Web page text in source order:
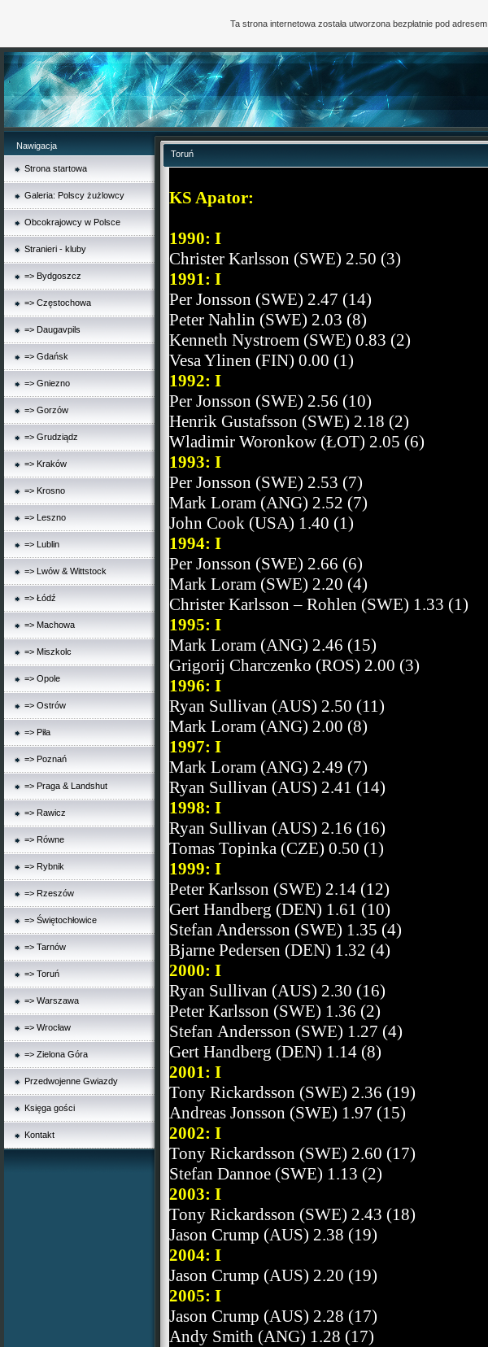
Nawigacja
Strona startowa
Galeria: Polscy żużlowcy
Obcokrajowcy w Polsce
Stranieri - kluby
=> Bydgoszcz
=> Częstochowa
=> Daugavpils
=> Gdańsk
=> Gniezno
=> Gorzów
=> Grudziądz
=> Kraków
=> Krosno
=> Leszno
=> Lublin
=> Lwów & Wittstock
=> Łódź
=> Machowa
=> Miszkolc
=> Opole
=> Ostrów
=> Piła
=> Poznań
=> Praga & Landshut
=> Rawicz
=> Równe
=> Rybnik
=> Rzeszów
=> Świętochłowice
=> Tarnów
=> Toruń
=> Warszawa
=> Wrocław
=> Zielona Góra
Przedwojenne Gwiazdy
Księga gości
Kontakt
Toruń
KS Apator:
1990: I
Christer Karlsson (SWE) 2.50 (3)
1991: I
Per Jonsson (SWE) 2.47 (14)
Peter Nahlin (SWE) 2.03 (8)
Kenneth Nystroem (SWE) 0.83 (2)
Vesa Ylinen (FIN) 0.00 (1)
1992: I
Per Jonsson (SWE) 2.56 (10)
Henrik Gustafsson (SWE) 2.18 (2)
Wladimir Woronkow (ŁOT) 2.05 (6)
1993: I
Per Jonsson (SWE) 2.53 (7)
Mark Loram (ANG) 2.52 (7)
John Cook (USA) 1.40 (1)
1994: I
Per Jonsson (SWE) 2.66 (6)
Mark Loram (SWE) 2.20 (4)
Christer Karlsson – Rohlen (SWE) 1.33 (1)
1995: I
Mark Loram (ANG) 2.46 (15)
Grigorij Charczenko (ROS) 2.00 (3)
1996: I
Ryan Sullivan (AUS) 2.50 (11)
Mark Loram (ANG) 2.00 (8)
1997: I
Mark Loram (ANG) 2.49 (7)
Ryan Sullivan (AUS) 2.41 (14)
1998: I
Ryan Sullivan (AUS) 2.16 (16)
Tomas Topinka (CZE) 0.50 (1)
1999: I
Peter Karlsson (SWE) 2.14 (12)
Gert Handberg (DEN) 1.61 (10)
Stefan Andersson (SWE) 1.35 (4)
Bjarne Pedersen (DEN) 1.32 (4)
2000: I
Ryan Sullivan (AUS) 2.30 (16)
Peter Karlsson (SWE) 1.36 (2)
Stefan Andersson (SWE) 1.27 (4)
Gert Handberg (DEN) 1.14 (8)
2001: I
Tony Rickardsson (SWE) 2.36 (19)
Andreas Jonsson (SWE) 1.97 (15)
2002: I
Tony Rickardsson (SWE) 2.60 (17)
Stefan Dannoe (SWE) 1.13 (2)
2003: I
Tony Rickardsson (SWE) 2.43 (18)
Jason Crump (AUS) 2.38 (19)
2004: I
Jason Crump (AUS) 2.20 (19)
2005: I
Jason Crump (AUS) 2.28 (17)
Andy Smith (ANG) 1.28 (17)
Ta strona internetowa została utworzona bezpłatnie pod adresem